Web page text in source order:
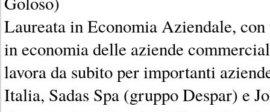
Laureata in Economia Aziendale,
in economia delle aziende
lavora da subito per importanti
Italia, Sadas Spa (gruppo Despar) e